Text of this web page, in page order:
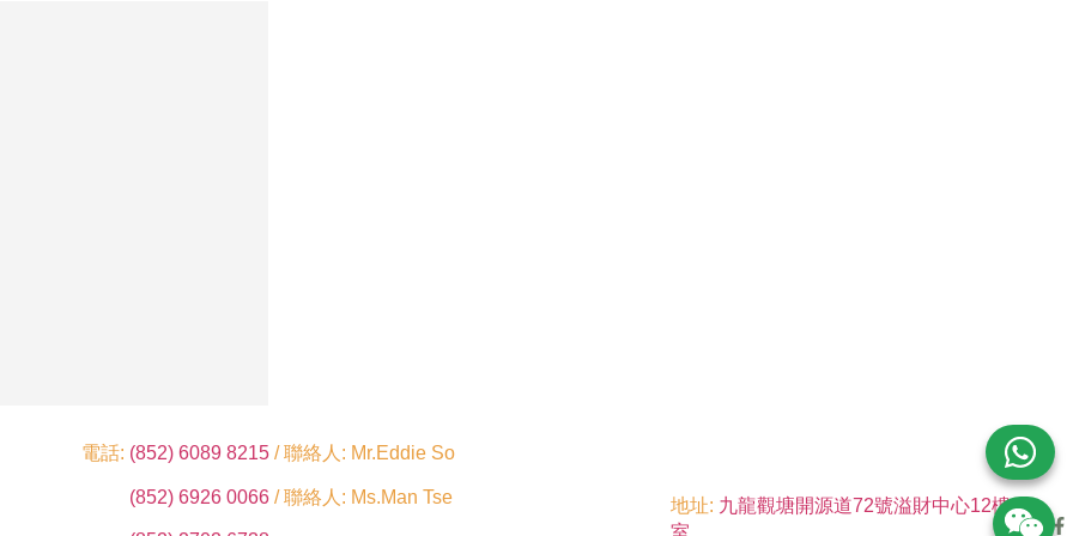
電話: (852) 6089 8215 / 聯絡人: Mr.Eddie So
(852) 6926 0066/ 聯絡人: Ms.Man Tse 地址: 九龍觀塘開源道72號溢財中心12樓6
室